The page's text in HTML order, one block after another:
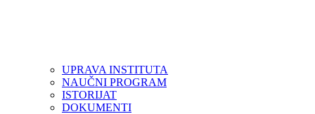
UPRAVA INSTITUTA
NAUČNI PROGRAM
ISTORIJAT
DOKUMENTI